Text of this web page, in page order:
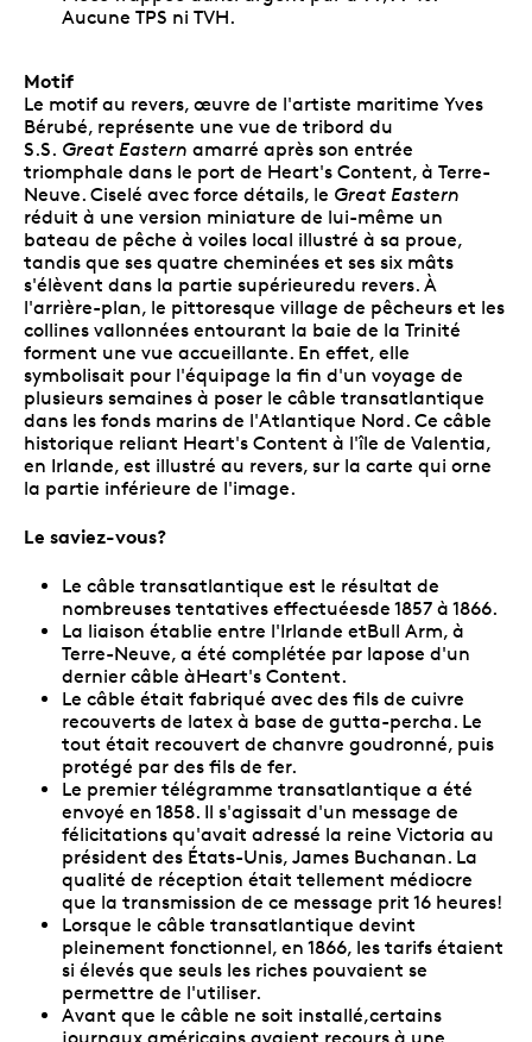
Aucune TPS ni TVH.
Motif
Le motif au revers, œuvre de l'artiste maritime Yves
Bérubé, représente une vue de tribord du
S.S. Great Eastern amarré après son entrée
triomphale dans le port de Heart's Content, à Terre-
Neuve. Ciselé avec force détails, le Great Eastern
réduit à une version miniature de lui-même un
bateau de pêche à voiles local illustré à sa proue,
tandis que ses quatre cheminées et ses six mâts
s'élèvent dans la partie supérieuredu revers. À
l'arrière-plan, le pittoresque village de pêcheurs et les
collines vallonnées entourant la baie de la Trinité
forment une vue accueillante. En effet, elle
symbolisait pour l'équipage la fin d'un voyage de
plusieurs semaines à poser le câble transatlantique
dans les fonds marins de l'Atlantique Nord. Ce câble
historique reliant Heart's Content à l'île de Valentia,
en Irlande, est illustré au revers, sur la carte qui orne
la partie inférieure de l'image.
Le saviez-vous?
Le câble transatlantique est le résultat de
nombreuses tentatives effectuéesde 1857 à 1866.
La liaison établie entre l'Irlande etBull Arm, à
Terre-Neuve, a été complétée par lapose d'un
dernier câble àHeart's Content.
Le câble était fabriqué avec des fils de cuivre
recouverts de latex à base de gutta-percha. Le
tout était recouvert de chanvre goudronné, puis
protégé par des fils de fer.
Le premier télégramme transatlantique a été
envoyé en 1858. Il s'agissait d'un message de
félicitations qu'avait adressé la reine Victoria au
président des États-Unis, James Buchanan. La
qualité de réception était tellement médiocre
que la transmission de ce message prit 16 heures!
Lorsque le câble transatlantique devint
pleinement fonctionnel, en 1866, les tarifs étaient
si élevés que seuls les riches pouvaient se
permettre de l'utiliser.
Avant que le câble ne soit installé,certains
journaux américains avaient recours à une